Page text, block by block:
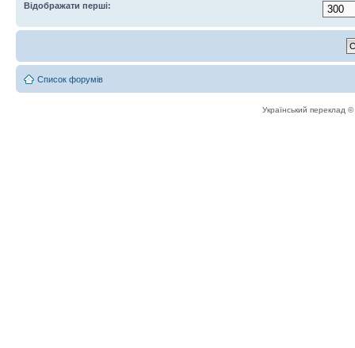
Відображати перші:
Список форумів
Український переклад